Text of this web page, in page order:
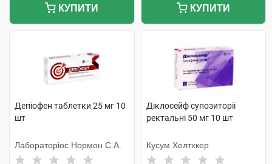
КУПИТИ КУПИТИ
Депіофен таблетки 25 мг 10
шт
Лабораторіос Нормон С.А.
Діклосейф супозиторії
ректальні 50 мг 10 шт
Кусум Хелтхкер